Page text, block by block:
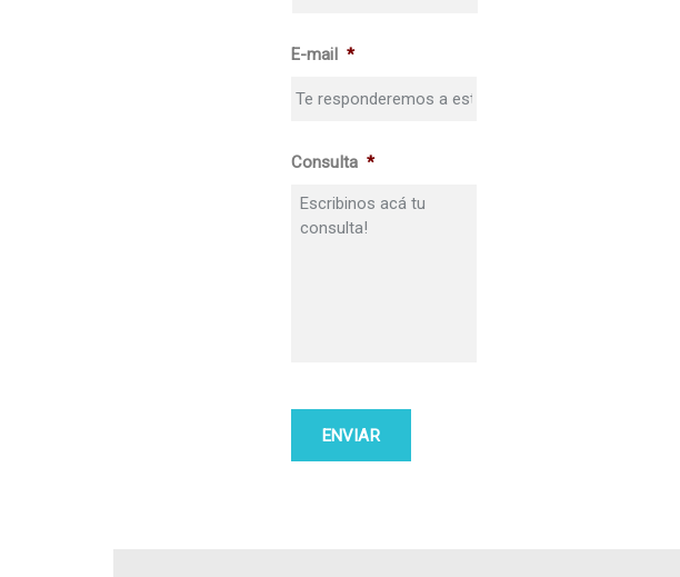
E-mail *
Consulta *